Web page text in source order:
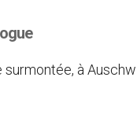
surmontée, à